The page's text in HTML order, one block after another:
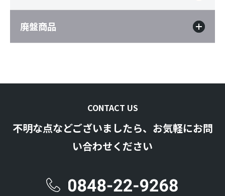
廃盤商品
CONTACT US
不明な点などございましたら、お気軽にお問
い合わせください